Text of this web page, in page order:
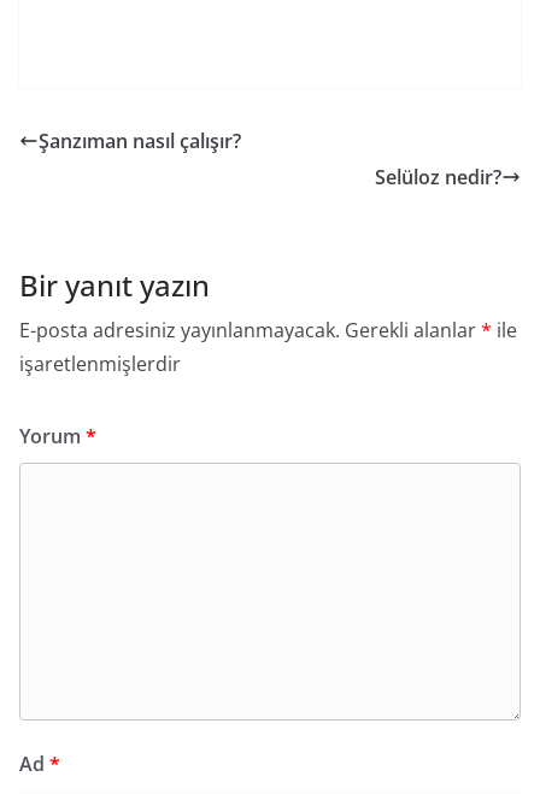
Şanzıman nasıl çalışır?
Selüloz nedir?
Bir yanıt yazın
E-posta adresiniz yayınlanmayacak. Gerekli alanlar* ile
işaretlenmişlerdir
Yorum *
Ad *